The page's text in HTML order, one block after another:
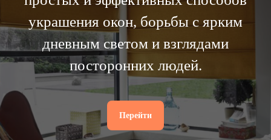
украшения окон, борьбы с ярким
дневным светом и взглядами
посторонних людей.
Перейти